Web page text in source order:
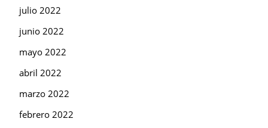
julio 2022
junio 2022
mayo 2022
abril 2022
marzo 2022
febrero 2022